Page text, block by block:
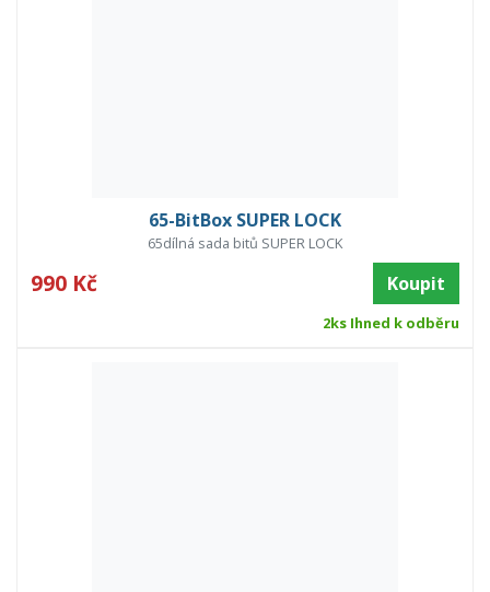
65-BitBox SUPER LOCK
65dílná sada bitů SUPER LOCK
990 Kč Koupit
2ks Ihned k odběru